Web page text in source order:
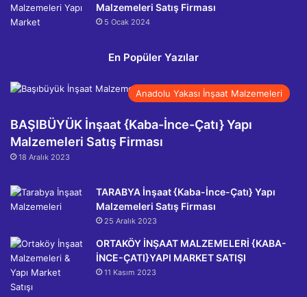
Malzemeleri Satış Firması
5 Ocak 2024
En Popüler Yazılar
Anadolu Yakası İnşaat Malzemeleri
BAŞIBÜYÜK İnşaat {Kaba-İnce-Çatı} Yapı
Malzemeleri Satış Firması
18 Aralık 2023
TARABYA İnşaat {Kaba-İnce-Çatı} Yapı
Malzemeleri Satış Firması
25 Aralık 2023
ORTAKÖY İNŞAAT MALZEMELERİ {KABA-
İNCE-ÇATI}YAPI MARKET SATIŞI
11 Kasım 2023